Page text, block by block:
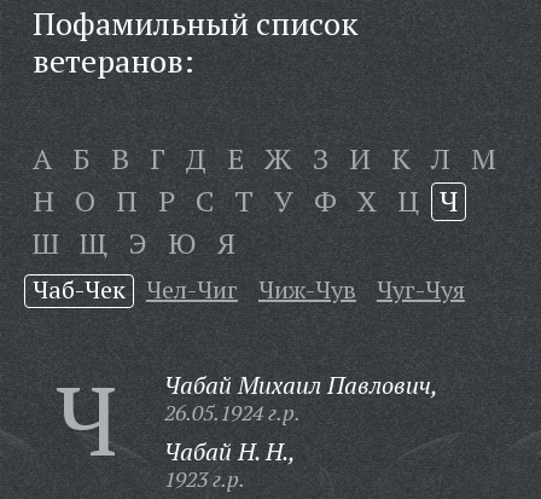
Пофамильный список
ветеранов:
А Б В Г Д Е Ж З И К Л М
Н О П Р С Т У Ф Х Ц Ч
Ш Щ Э Ю Я
Чаб-Чек Чел-Чиг Чиж-Чув Чуг-Чуя
Ч Чабай Михаил Павлович,
26.05.1924 г.р.
Чабай Н. Н.,
1923 г.р.